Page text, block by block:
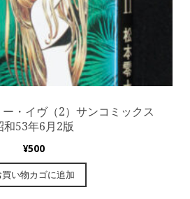
・イヴ（2）サンコミックス
和53年6月2版
¥500
買い物カゴに追加